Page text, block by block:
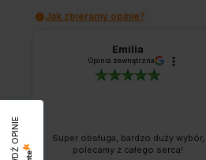
Jak zbieramy opinie?
Emilia
Opinia zewnętrzna
Super obsługa, bardzo duży wybór,
polecamy z całego serca!